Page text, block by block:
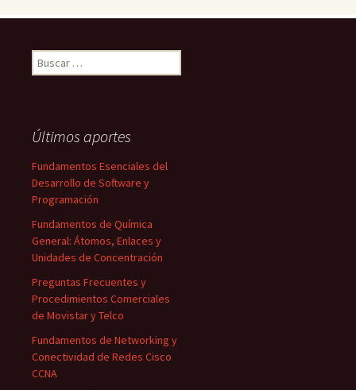
Buscar:
Últimos aportes
Fundamentos Esenciales del
Desarrollo de Software y
Programación
Fundamentos de Química
General: Átomos, Enlaces y
Unidades de Concentración
Preguntas Frecuentes y
Procedimientos Comerciales
de Movistar y Telco
Fundamentos de Networking y
Conectividad de Redes Cisco
CCNA